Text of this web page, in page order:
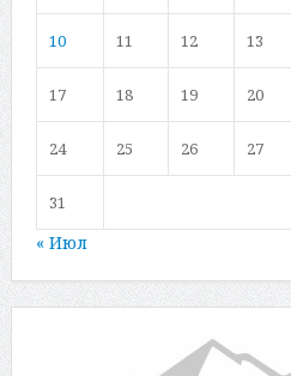
10 11 12 13
17 18 19 20
24 25 26 27
31
« Июл